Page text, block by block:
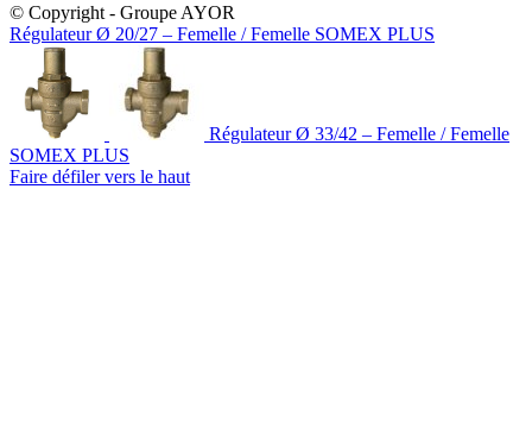
© Copyright - Groupe AYOR
Régulateur Ø 20/27 – Femelle / Femelle SOMEX PLUS
Régulateur Ø 33/42 – Femelle / Femelle
SOMEX PLUS
Faire défiler vers le haut